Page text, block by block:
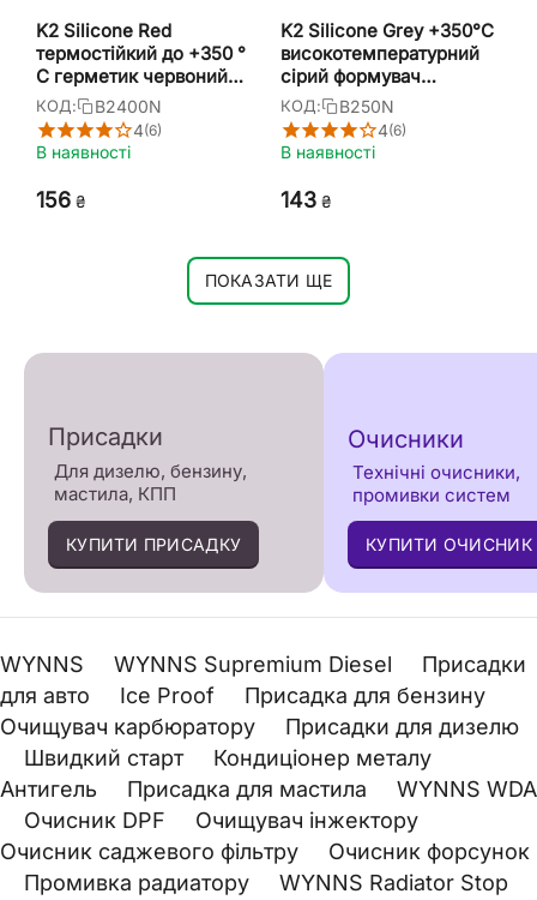
K2 Silicone Red
термостійкий до +350 °
С герметик червоний
формувач прокладок 85
г
КОД:
B2400N
4(6)
В наявності
‍156‍ ₴
K2 Silicone Grey +350°С
високотемпературний
сірий формувач
прокладок 85 г
КОД:
B250N
4(6)
В наявності
‍143‍ ₴
ПОКАЗАТИ ЩЕ
Присадки
Для дизелю, бензину,
мастила, КПП
КУПИТИ ПРИСАДКУ
Очисники
Технічні очисники,
промивки систем
КУПИТИ ОЧИСНИК
WYNNS WYNNS Supremium Diesel
Присадки
для авто
Ice Proof
Присадка для бензину
Очищувач карбюратору
Присадки для дизелю
Швидкий старт
Кондиціонер металу
Антигель
Присадка для мастила
WYNNS WDA
Очисник DPF
Очищувач інжектору
Очисник саджевого фільтру
Очисник форсунок
Промивка радиатору
WYNNS Radiator Stop